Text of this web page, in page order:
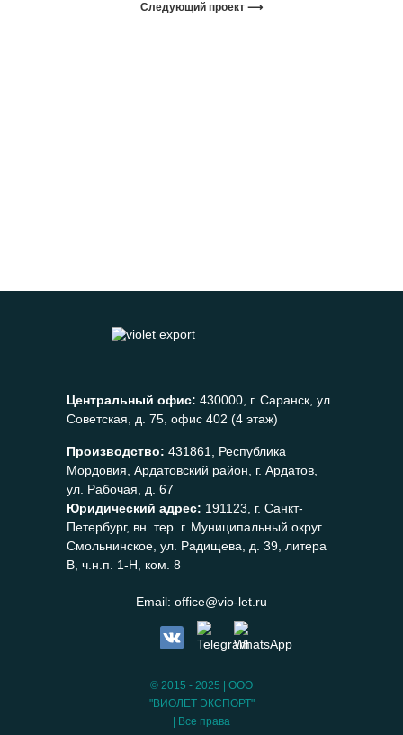
Следующий проект ⟶
Центральный офис: 430000, г. Саранск, ул.
Советская, д. 75, офис 402 (4 этаж)
Производство: 431861, Республика
Мордовия, Ардатовский район, г. Ардатов,
ул. Рабочая, д. 67
Юридический адрес: 191123, г. Санкт-
Петербург, вн. тер. г. Муниципальный округ
Смольнинское, ул. Радищева, д. 39, литера
В, ч.н.п. 1-Н, ком. 8
Email: office@vio-let.ru
© 2015 - 2025 | ООО
"ВИОЛЕТ ЭКСПОРТ"
| Все права